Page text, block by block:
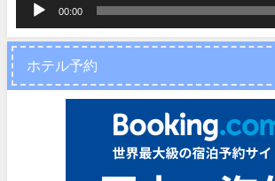
00:00
ホテル予約